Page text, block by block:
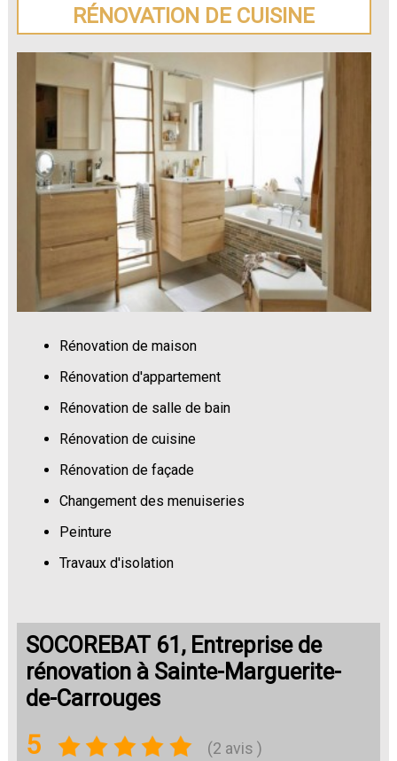
Sainte-Marguerite-de-Carrouges.
RÉNOVATION DE CUISINE
Rénovation de maison
Rénovation d'appartement
Rénovation de salle de bain
Rénovation de cuisine
Rénovation de façade
Changement des menuiseries
Peinture
Travaux d'isolation
SOCOREBAT 61, Entreprise de
rénovation à Sainte-Marguerite-
de-Carrouges
5 (2 avis )